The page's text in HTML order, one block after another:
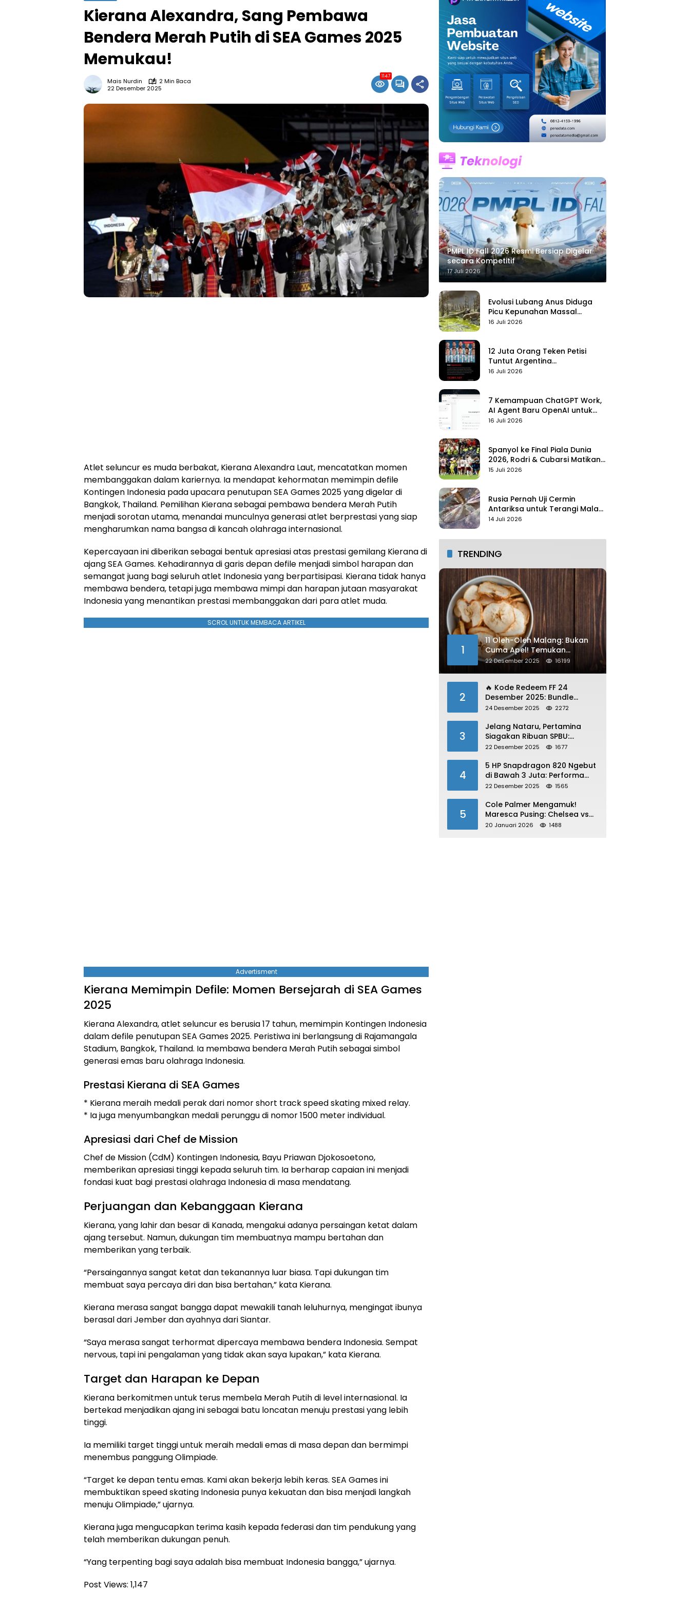
Kierana Alexandra, Sang Pembawa
Bendera Merah Putih di SEA Games 2025
Memukau!
Mais Nurdin
2 Min Baca
22 Desember 2025
1147
Atlet seluncur es muda berbakat, Kierana Alexandra Laut, mencatatkan momen
membanggakan dalam kariernya. Ia mendapat kehormatan memimpin defile
Kontingen Indonesia pada upacara penutupan SEA Games 2025 yang digelar di
Bangkok, Thailand. Pemilihan Kierana sebagai pembawa bendera Merah Putih
menjadi sorotan utama, menandai munculnya generasi atlet berprestasi yang siap
mengharumkan nama bangsa di kancah olahraga internasional.
Kepercayaan ini diberikan sebagai bentuk apresiasi atas prestasi gemilang Kierana di
ajang SEA Games. Kehadirannya di garis depan defile menjadi simbol harapan dan
semangat juang bagi seluruh atlet Indonesia yang berpartisipasi. Kierana tidak hanya
membawa bendera, tetapi juga membawa mimpi dan harapan jutaan masyarakat
Indonesia yang menantikan prestasi membanggakan dari para atlet muda.
SCROL UNTUK MEMBACA ARTIKEL
Advertisment
Kierana Memimpin Defile: Momen Bersejarah di SEA Games
2025
Kierana Alexandra, atlet seluncur es berusia 17 tahun, memimpin Kontingen Indonesia
dalam defile penutupan SEA Games 2025. Peristiwa ini berlangsung di Rajamangala
Stadium, Bangkok, Thailand. Ia membawa bendera Merah Putih sebagai simbol
generasi emas baru olahraga Indonesia.
Prestasi Kierana di SEA Games
* Kierana meraih medali perak dari nomor short track speed skating mixed relay.
* Ia juga menyumbangkan medali perunggu di nomor 1500 meter individual.
Apresiasi dari Chef de Mission
Chef de Mission (CdM) Kontingen Indonesia, Bayu Priawan Djokosoetono,
memberikan apresiasi tinggi kepada seluruh tim. Ia berharap capaian ini menjadi
fondasi kuat bagi prestasi olahraga Indonesia di masa mendatang.
Perjuangan dan Kebanggaan Kierana
Kierana, yang lahir dan besar di Kanada, mengakui adanya persaingan ketat dalam
ajang tersebut. Namun, dukungan tim membuatnya mampu bertahan dan
memberikan yang terbaik.
“Persaingannya sangat ketat dan tekanannya luar biasa. Tapi dukungan tim
membuat saya percaya diri dan bisa bertahan,” kata Kierana.
Kierana merasa sangat bangga dapat mewakili tanah leluhurnya, mengingat ibunya
berasal dari Jember dan ayahnya dari Siantar.
“Saya merasa sangat terhormat dipercaya membawa bendera Indonesia. Sempat
nervous, tapi ini pengalaman yang tidak akan saya lupakan,” kata Kierana.
Target dan Harapan ke Depan
Kierana berkomitmen untuk terus membela Merah Putih di level internasional. Ia
bertekad menjadikan ajang ini sebagai batu loncatan menuju prestasi yang lebih
tinggi.
Ia memiliki target tinggi untuk meraih medali emas di masa depan dan bermimpi
menembus panggung Olimpiade.
“Target ke depan tentu emas. Kami akan bekerja lebih keras. SEA Games ini
membuktikan speed skating Indonesia punya kekuatan dan bisa menjadi langkah
menuju Olimpiade,” ujarnya.
Kierana juga mengucapkan terima kasih kepada federasi dan tim pendukung yang
telah memberikan dukungan penuh.
“Yang terpenting bagi saya adalah bisa membuat Indonesia bangga,” ujarnya.
Post Views: 1,147
PMPL ID Fall 2026 Resmi Bersiap Digelar
secara Kompetitif
17 Juli 2026
Evolusi Lubang Anus Diduga
Picu Kepunahan Massal
Pertama di Bumi
16 Juli 2026
12 Juta Orang Teken Petisi
Tuntut Argentina
Didiskualifikasi
16 Juli 2026
7 Kemampuan ChatGPT Work,
AI Agent Baru OpenAI untuk
Kelola Kerja
16 Juli 2026
Spanyol ke Final Piala Dunia
2026, Rodri & Cubarsi Matikan
Mbappe
15 Juli 2026
Rusia Pernah Uji Cermin
Antariksa untuk Terangi Malam
Tanpa Lampu
14 Juli 2026
TRENDING
1
11 Oleh-Oleh Malang: Bukan
Cuma Apel! Temukan
Kelezatan Unik yang Wajib
22 Desember 2025 16199
2
🔥 Kode Redeem FF 24
Desember 2025: Bundle
Winterlands & Skin Langka
24 Desember 2025 2272
3
Jelang Nataru, Pertamina
Siagakan Ribuan SPBU:
Antisipasi Lonjakan Konsumsi
22 Desember 2025 1677
4
5 HP Snapdragon 820 Ngebut
di Bawah 3 Juta: Performa
Gahar!
22 Desember 2025 1565
5
Cole Palmer Mengamuk!
Maresca Pusing: Chelsea vs
Bournemouth Jadi Sorotan
20 Januari 2026 1488